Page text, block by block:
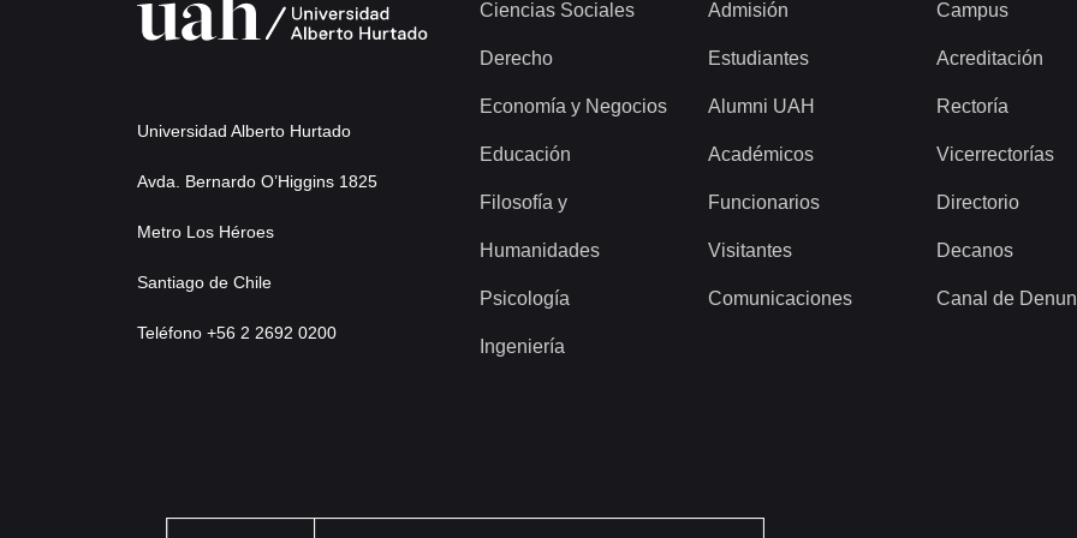
Universidad Alberto Hurtado
Avda. Bernardo O’Higgins 1825
Metro Los Héroes
Santiago de Chile
Teléfono +56 2 2692 0200
Ciencias Sociales
Derecho
Economía y Negocios
Educación
Filosofía y
Humanidades
Psicología
Ingeniería
Admisión
Estudiantes
Alumni UAH
Académicos
Funcionarios
Visitantes
Comunicaciones
Campus
Acreditación
Rectoría
Vicerrectorías
Directorio
Decanos
Canal de